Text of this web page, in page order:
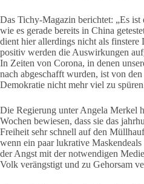
Das Tichy-Magazin berichtet: „Es ist
wie es gerade bereits in China
dient hier allerdings nicht als finstere
positiv werden die Auswirkungen
In Zeiten von Corona, in denen
nach abgeschafft wurden, ist von
Demokratie nicht mehr viel zu
Die Regierung unter Angela Merkel
Wochen bewiesen, dass sie das
Freiheit sehr schnell auf den
wenn ein paar lukrative
der Angst mit der notwendigen
Volk verängstigt und zu Gehorsam